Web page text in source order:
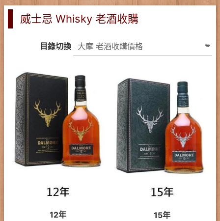
威士忌 Whisky 老酒收購
目錄切換
12年 15年